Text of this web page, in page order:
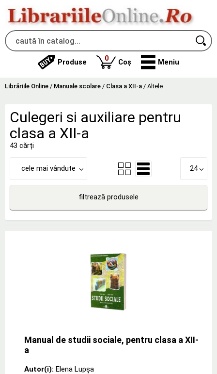
Produse 0produse
Coș Meniu
Librăriile Online / Manuale scolare / Clasa a XII-a / Altele
Culegeri si auxiliare pentru
clasa a XII-a
43 cărți
cele mai vândute 24
filtrează produsele
Manual de studii sociale, pentru clasa a XII-
a
Autor(i): Elena Lupşa